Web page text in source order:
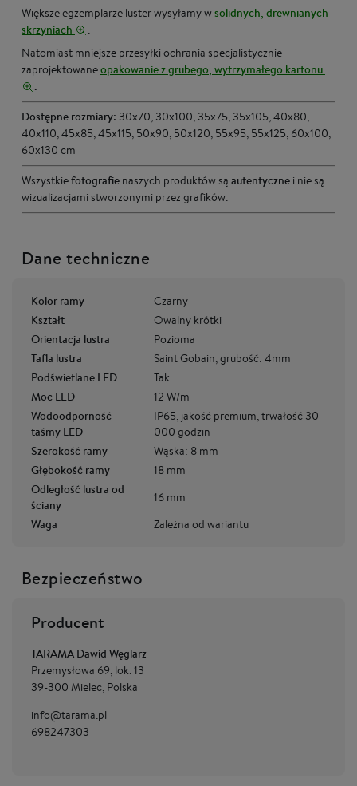
Większe egzemplarze luster wysyłamy wsolidnych, drewnianych
skrzyniach
.
Natomiast mniejsze przesyłki ochrania specjalistycznie
zaprojektowaneopakowanie z grubego, wytrzymałego kartonu
.
Dostępne rozmiary: 30x70, 30x100, 35x75, 35x105, 40x80,
40x110, 45x85, 45x115, 50x90, 50x120, 55x95, 55x125, 60x100,
60x130 cm
Wszystkiefotografie naszych produktów są autentyczne i nie są
wizualizacjami stworzonymi przez grafików.
Dane techniczne
Kolor ramy
Czarny
Kształt
Owalny krótki
Orientacja lustra
Pozioma
Tafla lustra
Saint Gobain, grubość: 4mm
Podświetlane LED
Tak
Moc LED
12 W/m
Wodoodporność
taśmy LED
IP65, jakość premium, trwałość 30
000 godzin
Szerokość ramy
Wąska: 8 mm
Głębokość ramy
18 mm
Odległość lustra od
ściany
16 mm
Waga
Zależna od wariantu
Bezpieczeństwo
Producent
TARAMA Dawid Węglarz
Przemysłowa 69, lok. 13
39-300 Mielec, Polska
info@tarama.pl
698247303